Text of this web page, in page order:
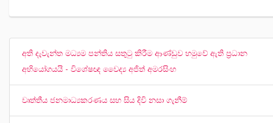
අති දැවැන්ත මධ්‍යම පන්තිය සතුටු කිරීම ආණ්ඩුව හමුවේ ඇති ප්‍රධාන
අභියෝගයයි - විශේෂඥ වෛද්‍ය අජිත් අමරසිංහ
වෘත්තීය ජනමාධ්‍යකරණය සහ සිය දිවි නසා ගැනීම්